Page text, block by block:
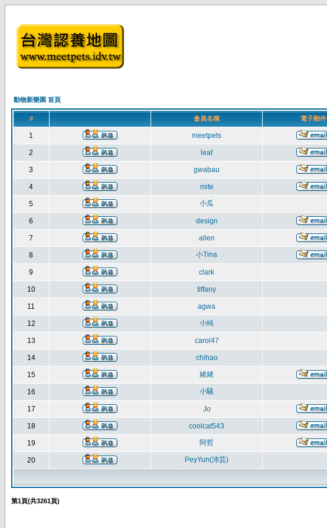
動物新樂園 首頁
# 會員名稱 電子郵件
1 meetpets
2 leaf
3 gwabau
4 mite
5 小瓜
6 design
7 allen
8 小Tina
9 clark
10 tiffany
11 agwa
12 小純
13 carol47
14 chihao
15 姥姥
16 小騷
17 Jo
18 coolcat543
19 阿哲
20 PeyYun(沛芸)
第1頁(共3261頁)